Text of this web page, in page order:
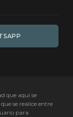
que aquí se
se realice entre
para